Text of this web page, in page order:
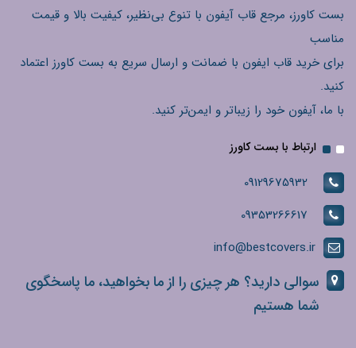
بست کاورز، مرجع قاب آیفون با تنوع بی‌نظیر، کیفیت بالا و قیمت
مناسب
برای خرید قاب ایفون با ضمانت و ارسال سریع به بست کاورز اعتماد
کنید.
با ما، آیفون خود را زیباتر و ایمن‌تر کنید.
ارتباط با بست کاورز
09129675932
09353266617
info@bestcovers.ir
سوالی دارید؟ هر چیزی را از ما بخواهید، ما پاسخگوی
شما هستیم